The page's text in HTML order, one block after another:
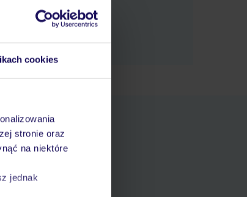
cookies
stronie oraz
na niektóre
jednak
w myTUI